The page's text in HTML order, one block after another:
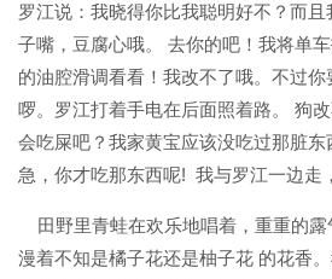
罗江说：我晓得你比我聪明好不？而
子嘴，豆腐心哦。 去你的吧！我将单
的油腔滑调看看！我改不了哦。不过
啰。罗江打着手电在后面照着路。 狗
会吃屎吧？我家黄宝应该没吃过那脏
急，你才吃那东西呢! 我与罗江一边走
田野里青蛙在欢乐地唱着，重重的露
漫着不知是橘子花还是柚子花 的花香